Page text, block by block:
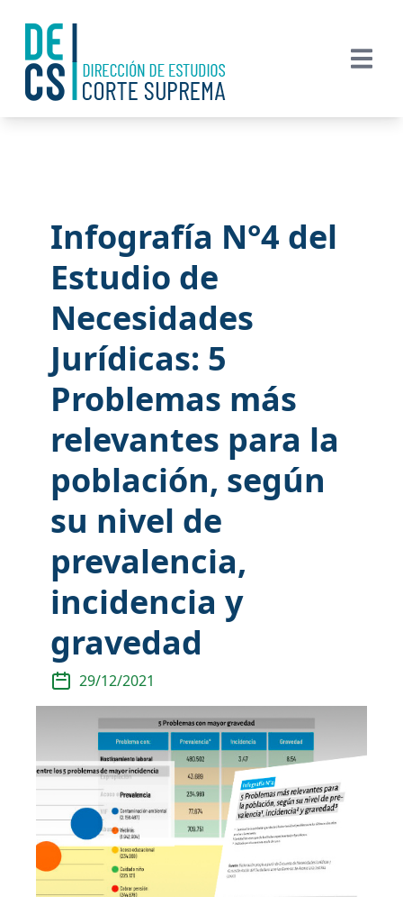
Infografía N°4 del
Estudio de
Necesidades
Jurídicas: 5
Problemas más
relevantes para la
población, según
su nivel de
prevalencia,
incidencia y
gravedad
29/12/2021